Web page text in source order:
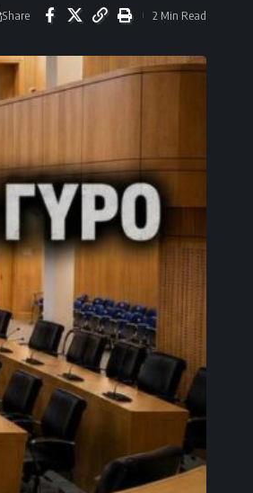
Share 2 Min Read